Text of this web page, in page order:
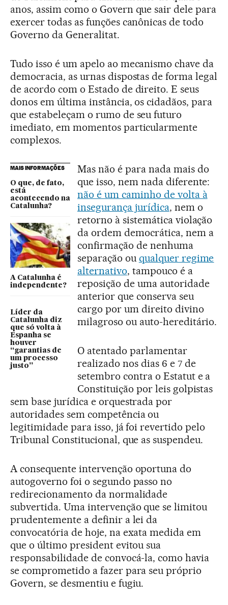
anos, assim como o Govern que sair dele para
exercer todas as funções canônicas de todo
Governo da Generalitat.
Tudo isso é um apelo ao mecanismo chave da
democracia, as urnas dispostas de forma legal
de acordo com o Estado de direito. E seus
donos em última instância, os cidadãos, para
que estabeleçam o rumo de seu futuro
imediato, em momentos particularmente
complexos.
MAIS INFORMAÇÕES
O que, de fato,
está
acontecendo na
Catalunha?
A Catalunha é
independente?
Líder da
Catalunha diz
que só volta à
Espanha se
houver
“garantias de
um processo
justo”
Mas não é para nada mais do
que isso, nem nada diferente:
não é um caminho de volta à
insegurança jurídica, nem o
retorno à sistemática violação
da ordem democrática, nem a
confirmação de nenhuma
separação ou qualquer regime
alternativo, tampouco é a
reposição de uma autoridade
anterior que conserva seu
cargo por um direito divino
milagroso ou auto-hereditário.
O atentado parlamentar
realizado nos dias 6 e 7 de
setembro contra o Estatut e a
Constituição por leis golpistas
sem base jurídica e orquestrada por
autoridades sem competência ou
legitimidade para isso, já foi revertido pelo
Tribunal Constitucional, que as suspendeu.
A consequente intervenção oportuna do
autogoverno foi o segundo passo no
redirecionamento da normalidade
subvertida. Uma intervenção que se limitou
prudentemente a definir a lei da
convocatória de hoje, na exata medida em
que o último president evitou sua
responsabilidade de convocá-la, como havia
se comprometido a fazer para seu próprio
Govern, se desmentiu e fugiu.